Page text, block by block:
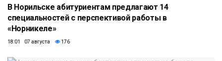
В Норильске абитуриентам предлагают 14
специальностей с перспективой работы в
«Норникеле»
18:01 07 августа 176